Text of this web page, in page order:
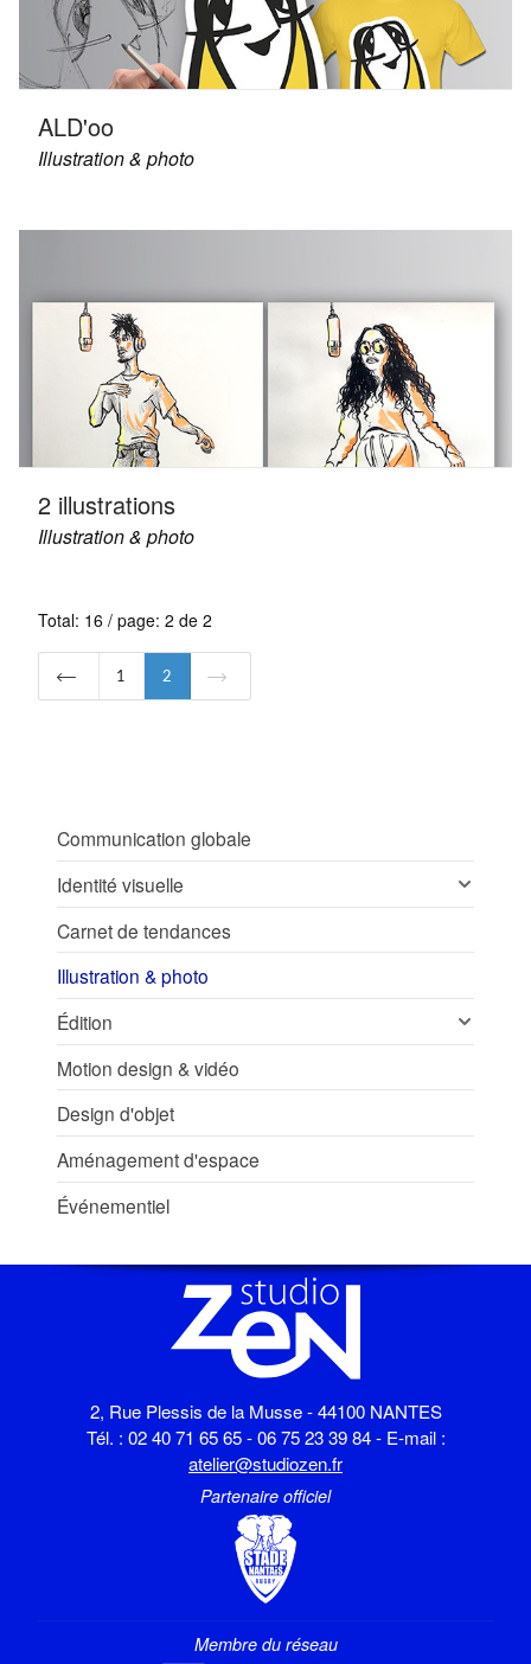
ALD'oo
Illustration & photo
2 illustrations
Illustration & photo
Total: 16 / page: 2 de 2
1 2
Communication globale
Identité visuelle
Carnet de tendances
Illustration & photo
Édition
Motion design & vidéo
Design d'objet
Aménagement d'espace
Événementiel
2, Rue Plessis de la Musse - 44100 NANTES
Tél. : 02 40 71 65 65 - 06 75 23 39 84 - E-mail :
atelier@studiozen.fr
Partenaire officiel
Membre du réseau